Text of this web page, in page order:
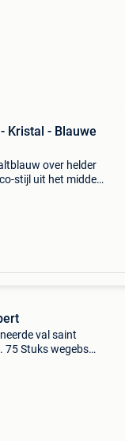
Kristal - Blauwe
over helder
stijl uit het midden
val saint
75 Stuks wegebs